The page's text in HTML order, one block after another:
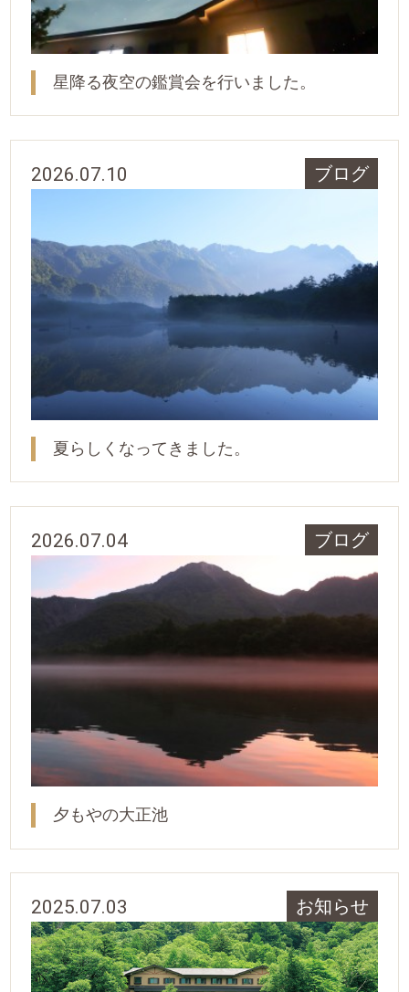
星降る夜空の鑑賞会を行いました。
2026.07.10 ブログ
夏らしくなってきました。
2026.07.04 ブログ
夕もやの大正池
2025.07.03 お知らせ